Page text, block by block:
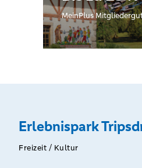
MeinPlus
Erlebnispark
Freizeit / Kultur